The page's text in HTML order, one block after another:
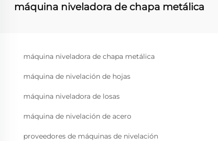
máquina niveladora de chapa metálica
máquina niveladora de chapa metálica
máquina de nivelación de hojas
máquina niveladora de losas
máquina de nivelación de acero
proveedores de máquinas de nivelación